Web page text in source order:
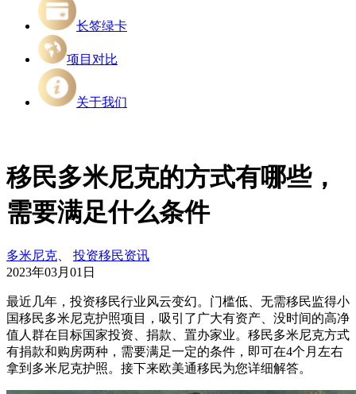
长签绿卡
项目对比
关于我们
移民多米尼克的方式有哪些，
需要满足什么条件
多米尼克
投资移民资讯
2023年03月01日
最近几年，投资移民行业风云变幻。门槛低、无需移民监得小
国移民多米尼克护照项目，吸引了广大有资产、没时间的高净
值人群在目标国家投资、捐款、置办家业。移民多米尼克方式
有捐款和购房两种，需要满足一定的条件，即可在4个月左右
拿到多米尼克护照。接下来欧美通移民为您详细解答。